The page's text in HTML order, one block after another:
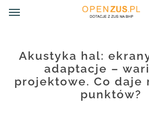
Skip
contentAkustyka hal:
adaptacje –
projektowe. Co daje
punktów?